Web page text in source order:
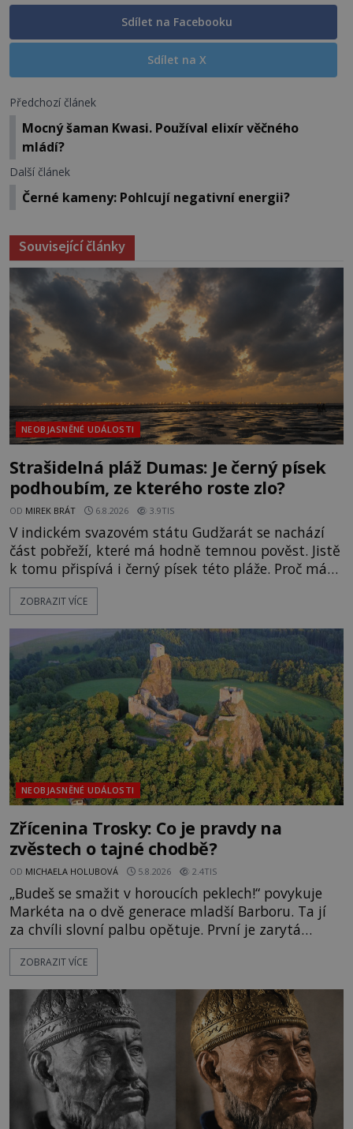
Sdílet na Facebooku
Sdílet na X
Předchozí článek
Mocný šaman Kwasi. Používal elixír věčného
mládí?
Další článek
Černé kameny: Pohlcují negativní energii?
Související články
NEOBJASNĚNÉ UDÁLOSTI
Strašidelná pláž Dumas: Je černý písek
podhoubím, ze kterého roste zlo?
OD MIREK BRÁT 6.8.2026 3.9TIS
V indickém svazovém státu Gudžarát se nachází
část pobřeží, které má hodně temnou pověst. Jistě
k tomu přispívá i černý písek této pláže. Proč má
pláž takové netypické zbarvení? Nakolik jsou
pravdivé historky, že zde došlo k nevysvětlitelným
následovat. Vstupujeme na pláž Dumas ve městě
Surat. Gu
ZOBRAZIT VÍCE
NEOBJASNĚNÉ UDÁLOSTI
Zřícenina Trosky: Co je pravdy na
zvěstech o tajné chodbě?
OD MICHAELA HOLUBOVÁ 5.8.2026 2.4TIS
„Budeš se smažit v horoucích peklech!“ povykuje
Markéta na o dvě generace mladší Barboru. Ta jí
za chvíli slovní palbu opětuje. První je zarytá
katolička, druhá přesvědčená kališnice. A každá z
nich se usídlí na jedné z věží slavného hradu
mezi vůdce protihusitského boje. Za manželku má
skutečně jistou
ZOBRAZIT VÍCE